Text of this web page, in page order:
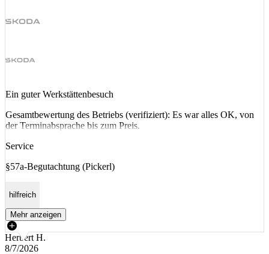
Ein guter Werkstättenbesuch
Gesamtbewertung des Betriebs (verifiziert): Es war alles OK, von
der Terminabsprache bis zum Preis.
Service
§57a-Begutachtung (Pickerl)
hilfreich
Mehr anzeigen
Herbert H.
8/7/2026